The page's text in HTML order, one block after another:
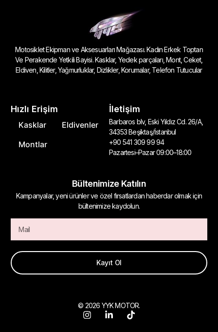
Motosiklet Ekipman ve Aksesuarları Mağazası. Kadın Erkek Toptan
Ve Perakende Yetkili Bayisi. Kasklar, Yedek parçaları, Mont, Ceket,
Eldiven, Kilitler, Yağmurluklar, Dizlikler, Korumalar, Telefon Tutucular
Hızlı Erişim
Kasklar
Eldivenler
Montlar
İletişim
Barbaros blv, Eski Yıldız Cd. 26/A,
34353 Beşiktaş/İstanbul
+90 541 309 99 94
Pazartesi–Pazar 09:00–18:00
Bültenimize Katılın
Kampanyalar, yeni ürünler ve özel fırsatlardan haberdar olmak için
bültenimize kaydolun.
Kayıt Ol
© 2026 YYK MOTOR.